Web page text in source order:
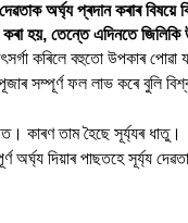
অৰ্ঘ্য প্ৰদান কৰাৰ বিষয়ে
কৰা হয়, তেন্তে এদিনতে
কৰিলে বহুতো উপকাৰ পোৱা
সম্পূৰ্ণ ফল লাভ কৰে বুলি
কাৰণ তাম হৈছে সূৰ্য্যৰ ধাতু।
দিয়াৰ পাছতহে সূৰ্য্য